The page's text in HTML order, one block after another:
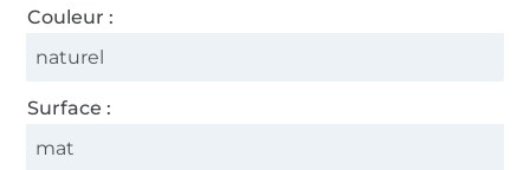
Couleur :
naturel
Surface :
mat